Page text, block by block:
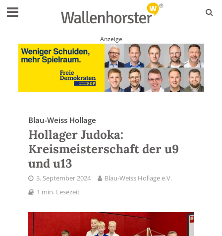
Anzeige
Blau-Weiss Hollage
Hollager Judoka:
Kreismeisterschaft der u9
und u13
3. September 2024
Blau-Weiss Hollage e.V.
1 min. Lesezeit